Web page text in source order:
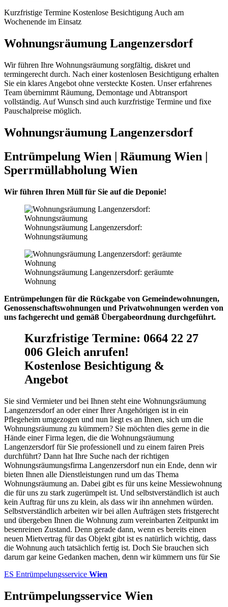
Kurzfristige Termine Kostenlose Besichtigung Auch am
Wochenende im Einsatz
Wohnungsräumung Langenzersdorf
Wir führen Ihre Wohnungsräumung sorgfältig, diskret und
termingerecht durch. Nach einer kostenlosen Besichtigung erhalten
Sie ein klares Angebot ohne versteckte Kosten. Unser erfahrenes
Team übernimmt Räumung, Demontage und Abtransport
vollständig. Auf Wunsch sind auch kurzfristige Termine und fixe
Pauschalpreise möglich.
Wohnungsräumung Langenzersdorf
Entrümpelung Wien | Räumung Wien |
Sperrmüllabholung Wien
Wir führen Ihren Müll für Sie auf die Deponie!
Wohnungsräumung Langenzersdorf:
Wohnungsräumung
Wohnungsräumung Langenzersdorf: geräumte
Wohnung
Entrümpelungen für die Rückgabe von Gemeindewohnungen,
Genossenschaftswohnungen und Privatwohnungen werden von
uns fachgerecht und gemäß Übergabeordnung durchgeführt.
Kurzfristige Termine: 0664 22 27
006 Gleich anrufen!
Kostenlose Besichtigung &
Angebot
Sie sind Vermieter und bei Ihnen steht eine Wohnungsräumung
Langenzersdorf an oder einer Ihrer Angehörigen ist in ein
Pflegeheim umgezogen und nun liegt es an Ihnen, sich um die
Wohnungsräumung zu kümmern? Sie möchten dies gerne in die
Hände einer Firma legen, die die Wohnungsräumung
Langenzersdorf für Sie professionell und zu einem fairen Preis
durchführt? Dann hat Ihre Suche nach der richtigen
Wohnungsräumungsfirma Langenzersdorf nun ein Ende, denn wir
bieten Ihnen alle Dienstleistungen rund um das Thema
Wohnungsräumung an. Dabei gibt es für uns keine Messiewohnung
die für uns zu stark zugerümpelt ist. Und selbstverständlich ist auch
kein Auftrag für uns zu klein, als dass wir ihn annehmen würden.
Selbstverständlich arbeiten wir bei allen Aufträgen stets fristgerecht
und übergeben Ihnen die Wohnung zum vereinbarten Zeitpunkt im
besenreinen Zustand. Denn gerade dann, wenn es bereits einen
neuen Mietvertrag für das Objekt gibt ist es natürlich wichtig, dass
die Wohnung auch tatsächlich fertig ist. Doch Sie brauchen sich
darum gar keine Gedanken machen, denn wir kümmern uns für Sie
ES Entrümpelungsservice Wien
Entrümpelungsservice Wien